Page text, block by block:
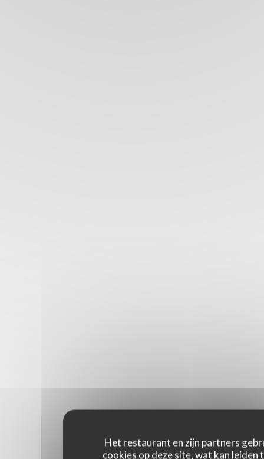
Het restaurant en zijn partners
cookies op deze site, wat kan leiden